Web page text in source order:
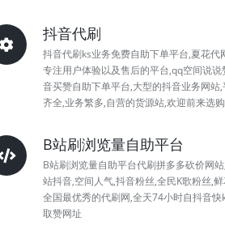
抖音代刷
抖音代刷ks业务免费自助下单平台,夏花代
专注用户体验以及售后的平台,qq空间说说
音买赞自助下单平台,大型的抖音业务网站
齐全,业务繁多,自营的货源站,欢迎前来选
B站刷浏览量自助平台
B站刷浏览量自助平台代刷拼多多砍价网
站抖音,空间人气,抖音粉丝,全民K歌粉丝,
全国最优秀的代刷网,全天74小时自抖音
取赞网址